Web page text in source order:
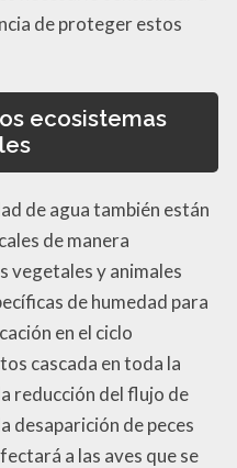
de proteger estos
ecosistemas
de agua también están
de manera
vegetales y animales
de humedad para
en el ciclo
cascada en toda la
reducción del flujo de
desaparición de peces
a las aves que se